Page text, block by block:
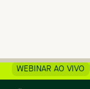
WEBINAR AO VIVO